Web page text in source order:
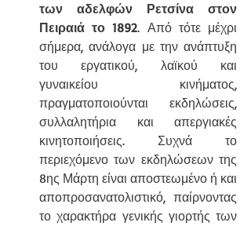
των αδελφών Ρετσίνα στον
Πειραιά το 1892. Από τότε μέχρι
σήμερα, ανάλογα με την ανάπτυξη
του εργατικού, λαϊκού και
γυναικείου κινήματος,
πραγματοποιούνται εκδηλώσεις,
συλλαλητήρια και απεργιακές
κινητοποιήσεις. Συχνά το
περιεχόμενο των εκδηλώσεων της
8ης Μάρτη είναι αποστεωμένο ή και
αποπροσανατολιστικό, παίρνοντας
το χαρακτήρα γενικής γιορτής των